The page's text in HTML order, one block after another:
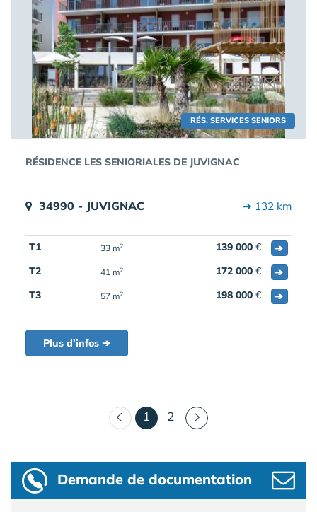
RÉS. SERVICES SENIORS
RÉSIDENCE LES SENIORIALES DE JUVIGNAC
34990 - JUVIGNAC ➔ 132 km
T1 33 m2 139 000 €
➔
T2
41 m2 172 000 €
➔
T3
57 m2 198 000 € ➔
Plus d'infos ➔
1 (courant)
2
Demande de documentation